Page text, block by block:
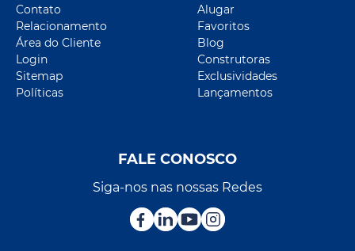
Contato
Relacionamento
Área do Cliente
Login
Sitemap
Políticas
Alugar
Favoritos
Blog
Construtoras
Exclusividades
Lançamentos
FALE CONOSCO
Siga-nos nas nossas Redes